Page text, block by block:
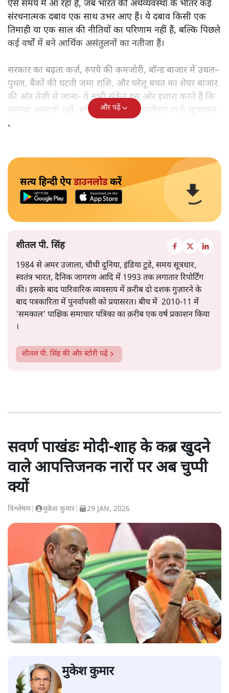
ऐसे समय में आ रहा है, जब भारत की अर्थव्यवस्था के भीतर कई
संरचनात्मक दबाव एक साथ उभर आए हैं। ये दबाव किसी एक
तिमाही या एक साल की नीतियों का परिणाम नहीं हैं, बल्कि पिछले
कई वर्षों में बने आर्थिक असंतुलनों का नतीजा हैं।
सरकार का बढ़ता कर्ज़, रुपये की कमजोरी, बॉन्ड बाजार में उथल–
पुथल, बैंकों की घटती जमा राशि, और घरेलू बचत का शेयर बाजार
की ओर तेज़ी से जाना- ये सभी संकेत इस ओर इशारा करते हैं कि
समस्या अस्थायी नहीं, बल्कि गहरी और प्रणालीगत यानी स्ट्रक्चरल
है।
और पढ़ें
सत्य हिन्दी ऐपडाउनलोडकरें
शीतल पी. सिंह
1984 से अमर उजाला, चौथी दुनिया, इंडिया टुडे, समय सूत्रधार,
स्वतंत्र भारत, दैनिक जागरण आदि में 1993 तक लगातार रिपोर्टिंग
की। इसके बाद पारिवारिक व्यवसाय में क़रीब दो दशक गुज़ारने के
बाद पत्रकारिता में पुनर्वापसी को प्रयासरत। बीच में 2010-11 में
'समकाल' पाक्षिक समाचार पत्रिका का क़रीब एक वर्ष प्रकाशन किया
।
शीतल पी. सिंहकी और स्टोरी पढ़ें
सवर्ण पाखंडः मोदी-शाह के कब्र खुदने
वाले आपत्तिजनक नारों पर अब चुप्पी
क्यों
विश्लेषण| मुकेश कुमार 29 JAN, 2026
मुकेश कुमार